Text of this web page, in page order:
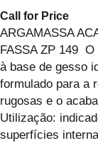
Call for Price
ARGAMASSA
FASSA ZP 149
à base de gesso
formulado para a
rugosas e o
Utilização:
superfícies